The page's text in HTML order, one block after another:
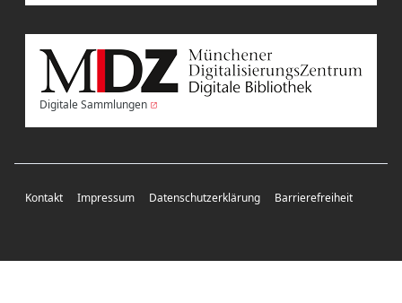
Digitale Sammlungen
Kontakt Impressum Datenschutzerklärung Barrierefreiheit